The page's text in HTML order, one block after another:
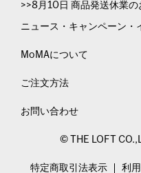
>>8月10日 商品発送休業の
ニュース・キャンペーン・
MoMAについて
ご注文方法
お問い合わせ
© THE LOFT
特定商取引法表示 利